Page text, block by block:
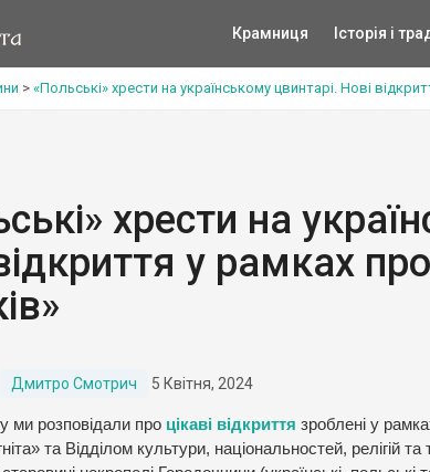
Крамниця Історія і
> «Польські» хрести на українському цвинтарі. Нові
хрести на
у рамках
Дмитро Смотрич 5 Квітня, 2024
ми розповідали про цікаві відкриття зроблені у
та Відділом культури, національностей,